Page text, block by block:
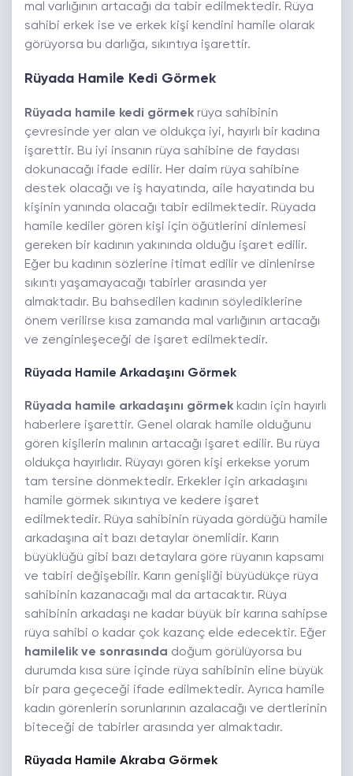
mal varlığının artacağı da tabir edilmektedir. Rüya
sahibi erkek ise ve erkek kişi kendini hamile olarak
görüyorsa bu darlığa, sıkıntıya işarettir.
Rüyada Hamile Kedi Görmek
Rüyada hamile kedi görmek rüya sahibinin
çevresinde yer alan ve oldukça iyi, hayırlı bir kadına
işarettir. Bu iyi insanın rüya sahibine de faydası
dokunacağı ifade edilir. Her daim rüya sahibine
destek olacağı ve iş hayatında, aile hayatında bu
kişinin yanında olacağı tabir edilmektedir. Rüyada
hamile kediler gören kişi için öğütlerini dinlemesi
gereken bir kadının yakınında olduğu işaret edilir.
Eğer bu kadının sözlerine itimat edilir ve dinlenirse
sıkıntı yaşamayacağı tabirler arasında yer
almaktadır. Bu bahsedilen kadının söylediklerine
önem verilirse kısa zamanda mal varlığının artacağı
ve zenginleşeceği de işaret edilmektedir.
Rüyada Hamile Arkadaşını Görmek
Rüyada hamile arkadaşını görmek kadın için hayırlı
haberlere işarettir. Genel olarak hamile olduğunu
gören kişilerin malının artacağı işaret edilir. Bu rüya
oldukça hayırlıdır. Rüyayı gören kişi erkekse yorum
tam tersine dönmektedir. Erkekler için arkadaşını
hamile görmek sıkıntıya ve kedere işaret
edilmektedir. Rüya sahibinin rüyada gördüğü hamile
arkadaşına ait bazı detaylar önemlidir. Karın
büyüklüğü gibi bazı detaylara göre rüyanın kapsamı
ve tabiri değişebilir. Karın genişliği büyüdükçe rüya
sahibinin kazanacağı mal da artacaktır. Rüya
sahibinin arkadaşı ne kadar büyük bir karına sahipse
rüya sahibi o kadar çok kazanç elde edecektir. Eğer
hamilelik ve sonrasında doğum görülüyorsa bu
durumda kısa süre içinde rüya sahibinin eline büyük
bir para geçeceği ifade edilmektedir. Ayrıca hamile
kadın görenlerin sorunlarının azalacağı ve dertlerinin
biteceği de tabirler arasında yer almaktadır.
Rüyada Hamile Akraba Görmek